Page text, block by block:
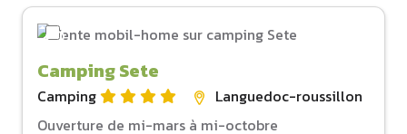
Camping Sete
Camping
Languedoc-roussillon
Ouverture de mi-mars à mi-octobre